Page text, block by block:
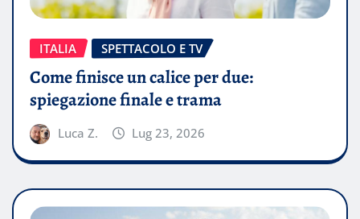
ITALIA SPETTACOLO E TV
Come finisce un calice per due:
spiegazione finale e trama
Luca Z. Lug 23, 2026